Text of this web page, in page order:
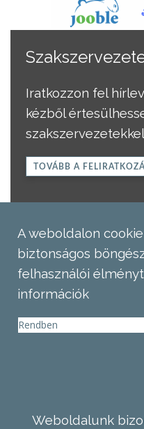
Iratkozzon fel
kézből
TOVÁBB A
A weboldalon
biztonságos
felhasználói
információk
Rendben
Weboldalunk